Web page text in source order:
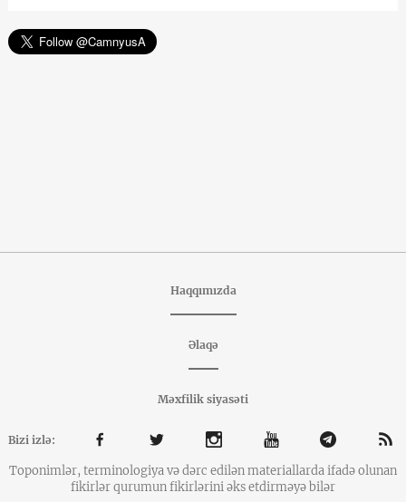
Haqqımızda
Əlaqə
Məxfilik siyasəti
Bizi izlə:
Toponimlər, terminologiya və dərc edilən materiallarda ifadə olunan
fikirlər qurumun fikirlərini əks etdirməyə bilər